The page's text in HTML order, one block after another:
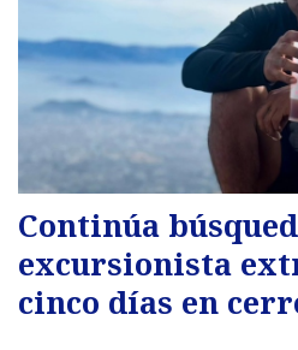
Continúa
excursionista
cinco días en